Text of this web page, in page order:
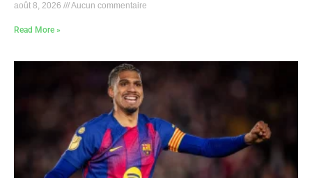
août 8, 2026 Aucun commentaire
Read More »